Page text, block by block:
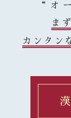
“オ
ま
カンタン